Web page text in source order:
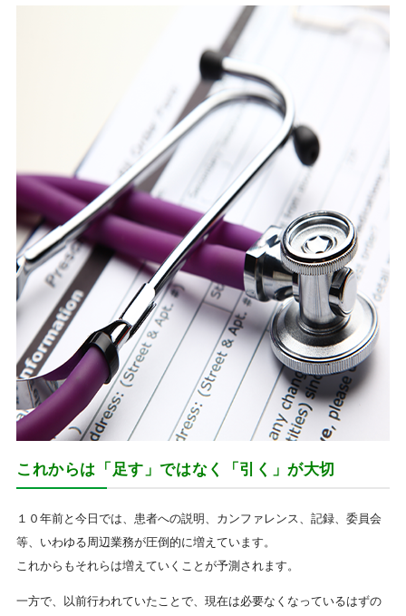
これからは「足す」ではなく「引く」が大切
１０年前と今日では、患者への説明、カンファレンス、記録、委員会
等、いわゆる周辺業務が圧倒的に増えています。
これからもそれらは増えていくことが予測されます。
一方で、以前行われていたことで、現在は必要なくなっているはずの